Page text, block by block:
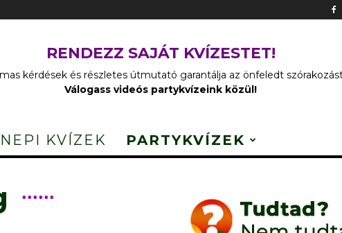
RENDEZZ SAJÁT KVÍZESTET!
kérdések és részletes útmutató garantálja az önfeledt
Válogass videós partykvízeink közül!
KVÍZEK PARTYKVÍZEK